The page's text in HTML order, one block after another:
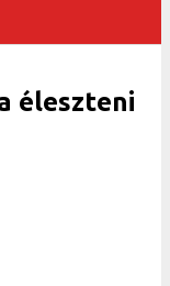
éleszteni